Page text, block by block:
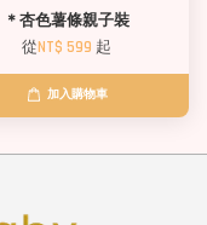
＊杏色薯條親子裝
從NT$ 599 起
加入購物車